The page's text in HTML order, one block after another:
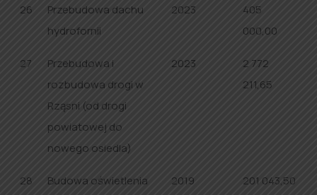
26
Przebudowa dachu
hydrofornii
2023
405
000,00
27
Przebudowa i
rozbudowa drogi w
Rząsni (od drogi
powiatowej do
nowego osiedla)
2023
2 772
211,65
28
Budowa oświetlenia
2019 201 043,50